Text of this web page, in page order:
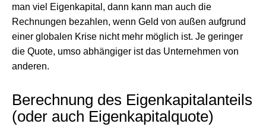
man viel Eigenkapital, dann kann man auch die
Rechnungen bezahlen, wenn Geld von außen aufgrund
einer globalen Krise nicht mehr möglich ist. Je geringer
die Quote, umso abhängiger ist das Unternehmen von
anderen.
Berechnung des Eigenkapitalanteils
(oder auch Eigenkapitalquote)